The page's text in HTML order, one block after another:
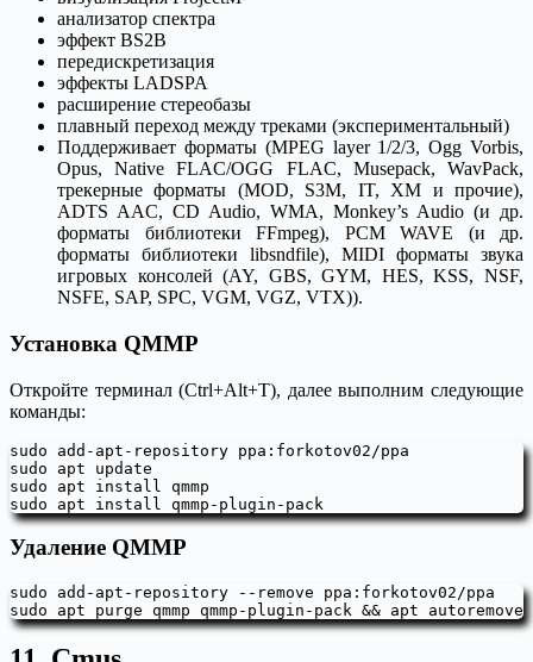
анализатор спектра
эффект BS2B
передискретизация
эффекты LADSPA
расширение стереобазы
плавный переход между треками (экспериментальный)
Поддерживает форматы (MPEG layer 1/2/3, Ogg Vorbis,
Opus, Native FLAC/OGG FLAC, Musepack, WavPack,
трекерные форматы (MOD, S3M, IT, XM и прочие),
ADTS AAC, CD Audio, WMA, Monkey’s Audio (и др.
форматы библиотеки FFmpeg), PCM WAVE (и др.
форматы библиотеки libsndfile), MIDI форматы звука
игровых консолей (AY, GBS, GYM, HES, KSS, NSF,
NSFE, SAP, SPC, VGM, VGZ, VTX)).
Установка QMMP
Откройте терминал (Ctrl+Alt+T), далее выполним следующие
команды:
sudo add-apt-repository ppa:forkotov02/ppa
sudo apt update
sudo apt install qmmp
sudo apt install qmmp-plugin-pack
Удаление QMMP
sudo add-apt-repository --remove ppa:forkotov02/ppa
sudo apt purge qmmp qmmp-plugin-pack && apt